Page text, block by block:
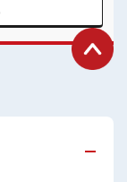
できちゃう！ 職場
注意が必要ですね★
らく通勤できます